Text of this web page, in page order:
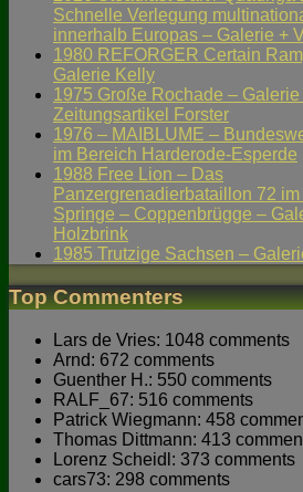
Schnelle Verlegung
innerhalb Europas – Galerie +
1980 REFORGER Certain
Galerie Kelly
1975 Große Rochade – Galerie
Zeitungsartikel Forster
1976 – MAIBLUME –
im Bereich Harderode-Esperde
1988 Free Lion – Das
Panzergrenadierbataillon 72 im
Springe – Coppenbrügge –
Holzbrink
1985 Trutzige Sachsen –
Top Commenters
Lars de Vries: 1048 comments
Arnd: 672 comments
Guenther H.: 550 comments
RALF_67: 516 comments
Patrick Wiegmann: 458
Thomas Dittmann: 413
Lorenz Scheidl: 373 comments
cars73: 298 comments